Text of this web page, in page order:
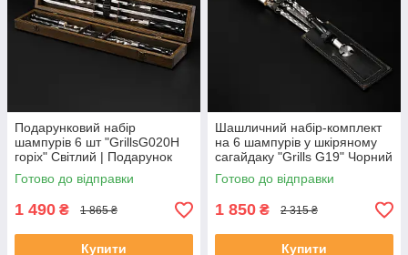
Подарунковий набір
шампурів 6 шт "GrillsG020H
горіх" Світлий | Подарунок
для чоловіка, батька, сина
Готово до відправки
1 490 ₴ 1 865 ₴
Купити
Шашличний набір-комплект
на 6 шампурів у шкіряному
сагайдаку "Grills G19" Чорний
| Гравіювання на замовлення
Готово до відправки
1 850 ₴ 2 315 ₴
Купити